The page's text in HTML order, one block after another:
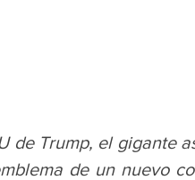
de Trump, el gigante
de un nuevo